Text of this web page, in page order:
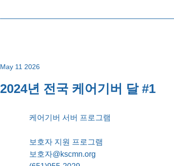
May 11 2026
2024년 전국 케어기버 달 #1
케어기버 서버 프로그램
보호자 지원 프로그램
보호자@kscmn.org